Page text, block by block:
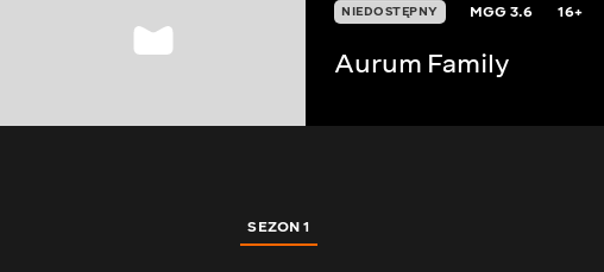
NIEDOSTĘPNY MGG3.6 16+
Aurum Family
SEZON 1